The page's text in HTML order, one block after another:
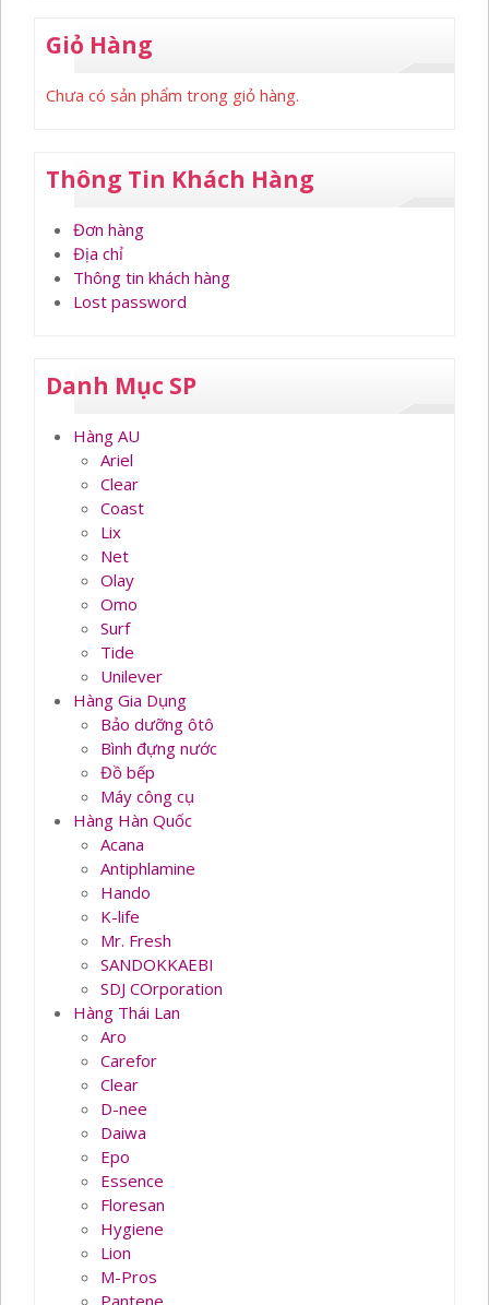
Giỏ Hàng
Chưa có sản phẩm trong giỏ hàng.
Thông Tin Khách Hàng
Đơn hàng
Địa chỉ
Thông tin khách hàng
Lost password
Danh Mục SP
Hàng AU
Ariel
Clear
Coast
Lix
Net
Olay
Omo
Surf
Tide
Unilever
Hàng Gia Dụng
Bảo dưỡng ôtô
Bình đựng nước
Đồ bếp
Máy công cụ
Hàng Hàn Quốc
Acana
Antiphlamine
Hando
K-life
Mr. Fresh
SANDOKKAEBI
SDJ COrporation
Hàng Thái Lan
Aro
Carefor
Clear
D-nee
Daiwa
Epo
Essence
Floresan
Hygiene
Lion
M-Pros
Pantene